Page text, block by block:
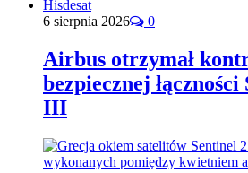
6 sierpnia 2026 0
Airbus otrzymał
bezpiecznej
III